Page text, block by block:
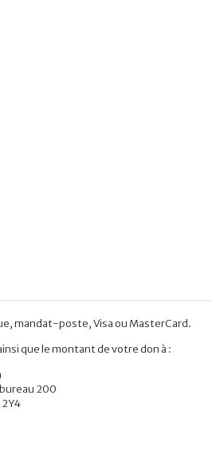
mandat-poste, Visa ou MasterCard.
que le montant de votre don à :
200